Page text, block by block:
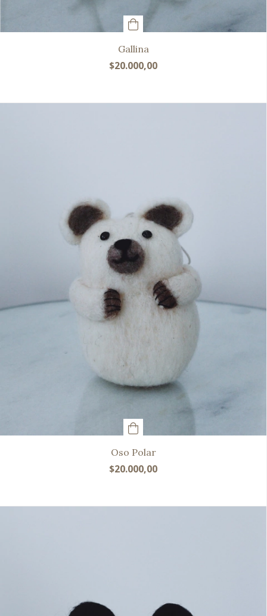
Gallina
$20.000,00
Oso Polar
$20.000,00